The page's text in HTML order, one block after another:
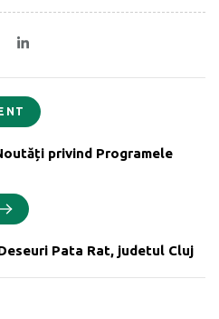
privind Programele
Pata Rat, judetul Cluj